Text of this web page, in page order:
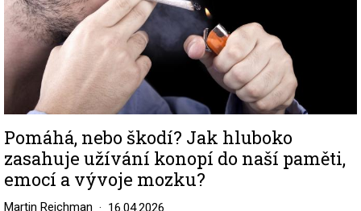
Pomáhá, nebo škodí? Jak hluboko
zasahuje užívání konopí do naší paměti,
emocí a vývoje mozku?
Martin Reichman 16.04.2026